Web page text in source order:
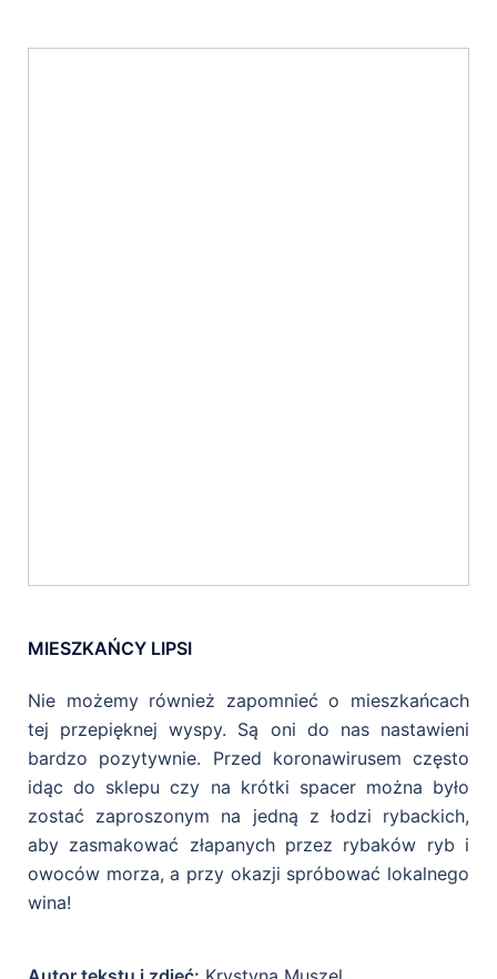
MIESZKAŃCY LIPSI
Nie możemy również zapomnieć o mieszkańcach
tej przepięknej wyspy. Są oni do nas nastawieni
bardzo pozytywnie. Przed koronawirusem często
idąc do sklepu czy na krótki spacer można było
zostać zaproszonym na jedną z łodzi rybackich,
aby zasmakować złapanych przez rybaków ryb i
owoców morza, a przy okazji spróbować lokalnego
wina!